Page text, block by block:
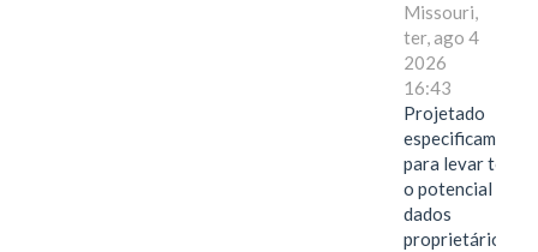
Missouri,
ter, ago 4
2026
16:43
Projetado
especificamente
para levar todo
o potencial dos
dados
proprietários